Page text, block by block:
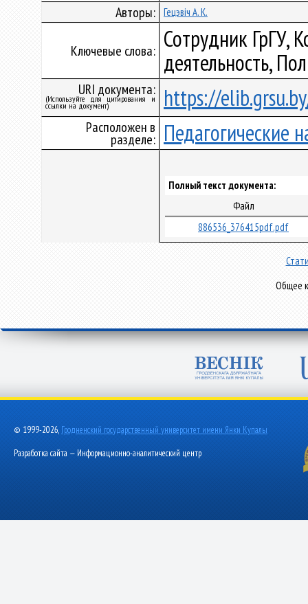
Авторы: Гецэвіч А. К.
Ключевые слова: Сотрудник ГрГУ,
деятельность,
URI документа:
(Используйте для цитирования и
ссылки на документ) https://
Расположен в
разделе: Педагогические
Полный текст документа:
Файл
886536_376415pdf.pdf
Общее
© 1999-2026, Гродненский государственный университет имени Янки Купалы
Разработка сайта — Информационно-аналитический центр